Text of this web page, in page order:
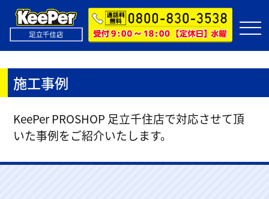
施工事例
KeePer PROSHOP 足立千住店で対応させて頂
いた事例をご紹介いたします。